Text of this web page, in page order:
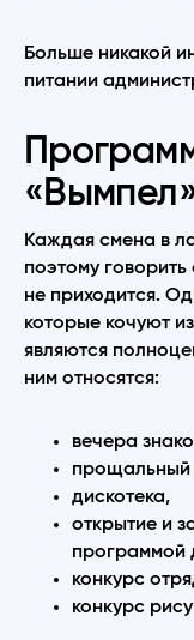
Больше никакой
питании
Каждая смена в
поэтому
не приходится.
которые кочуют
являются
ним относятся:
вечера
прощальный
дискотека,
открытие и
программой
конкурс
конкурс